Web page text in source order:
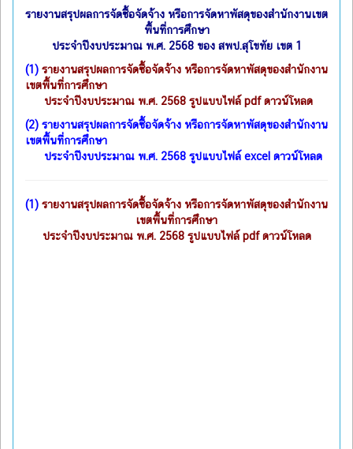
รายงานสรุปผลการจัดซื้อจัดจ้าง หรือการจัดหาพัสดุของสำนักงานเขต
พื้นที่การศึกษา
ประจำปีงบประมาณ พ.ศ. 2568 ของ สพป.สุโขทัย เขต 1
(1) รายงานสรุปผลการจัดซื้อจัดจ้าง หรือการจัดหาพัสดุของสำนักงาน
เขตพื้นที่การศึกษา
ประจำปีงบประมาณ พ.ศ. 2568 รูปแบบไฟล์ pdf ดาวน์โหลด
(2) รายงานสรุปผลการจัดซื้อจัดจ้าง หรือการจัดหาพัสดุของสำนักงาน
เขตพื้นที่การศึกษา
ประจำปีงบประมาณ พ.ศ. 2568 รูปแบบไฟล์ excel ดาวน์โหลด
(1) รายงานสรุปผลการจัดซื้อจัดจ้าง หรือการจัดหาพัสดุของสำนักงาน
เขตพื้นที่การศึกษา
ประจำปีงบประมาณ พ.ศ. 2568 รูปแบบไฟล์ pdf ดาวน์โหลด